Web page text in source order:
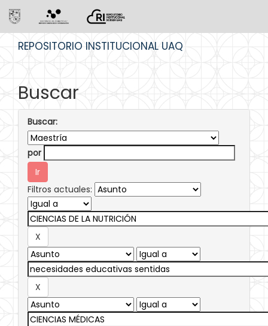
REPOSITORIO INSTITUCIONAL UAQ
Buscar
Buscar:
por
Filtros actuales: